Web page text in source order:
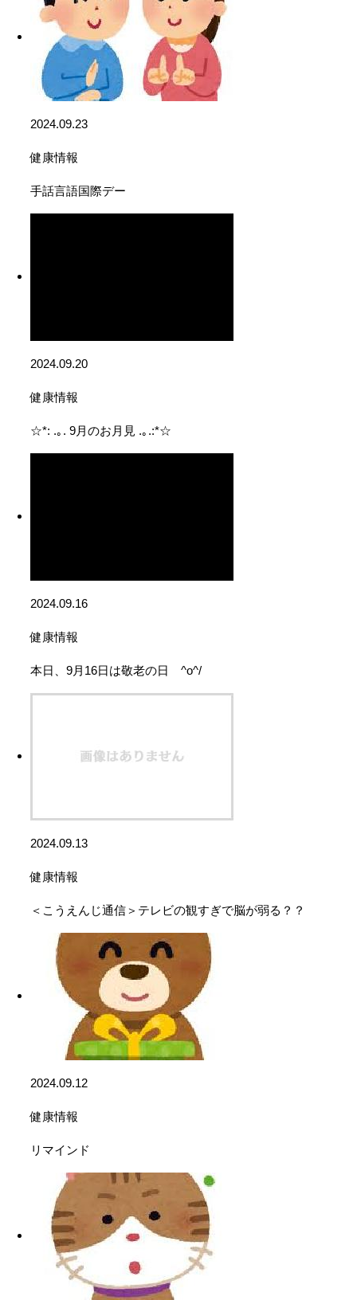
2024.09.23
健康情報
手話言語国際デー
2024.09.20
健康情報
☆*: .｡. 9月のお月見 .｡.:*☆
2024.09.16
健康情報
本日、9月16日は敬老の日 ^o^/
2024.09.13
健康情報
＜こうえんじ通信＞テレビの観すぎで脳が弱る？？
2024.09.12
健康情報
リマインド